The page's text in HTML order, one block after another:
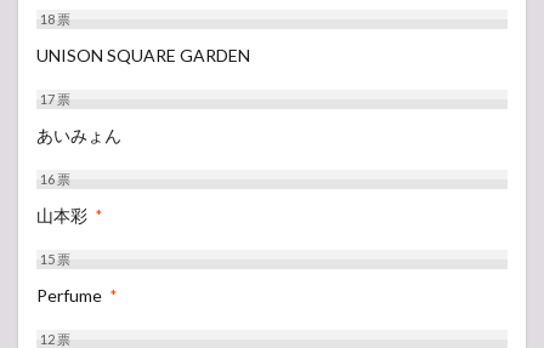
18票
UNISON SQUARE GARDEN
17票
あいみょん
16票
山本彩 *
15票
Perfume *
12票